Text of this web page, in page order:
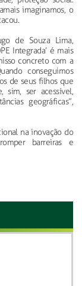
imaginamos, o
de Souza Lima,
Integrada’ é mais
concreto com a
conseguimos
de seus filhos que
sim, ser acessível,
geográficas”,
na inovação do
barreiras e